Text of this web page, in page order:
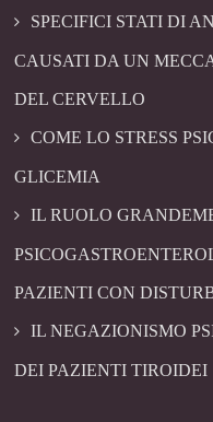
SPECIFICI STATI DI
CAUSATI DA UN
DEL CERVELLO
COME LO STRESS
GLICEMIA
IL RUOLO
PAZIENTI CON
IL NEGAZIONISMO
DEI PAZIENTI TIROIDEI